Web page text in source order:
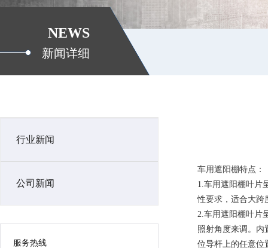
NEWS
新闻详细
行业新闻
公司新闻
服务热线
车用遮阳棚特点：
1.车用遮阳棚叶片
性要求，适合大
2.车用遮阳棚叶片
照射角度来调。内
位导杆上的任意位